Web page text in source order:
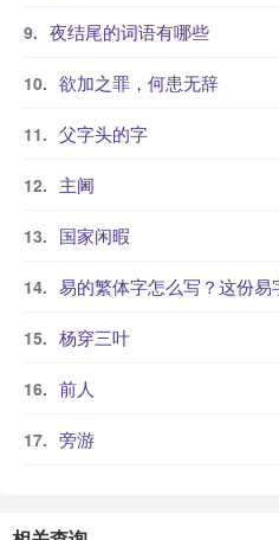
夜结尾的词语有哪些
欲加之罪，何患无辞
父字头的字
主阃
国家闲暇
易的繁体字怎么写？这份易字繁体详
杨穿三叶
前人
旁游